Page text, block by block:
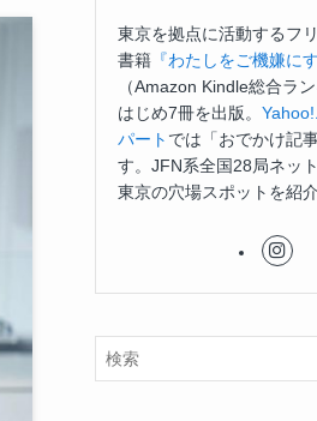
東京を拠点に活動するフ
書籍 『わたしをご機嫌に
（Amazon Kindle総合ラ
はじめ7冊を出版。
パート では「おでかけ記
す。JFN系全国28局ネッ
東京の穴場スポットを紹